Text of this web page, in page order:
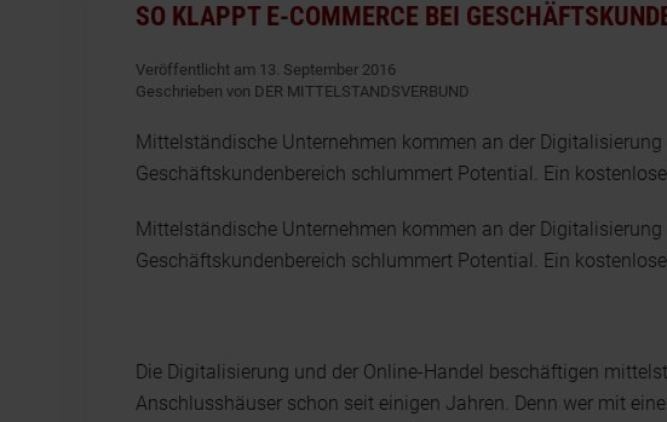
SO KLAPPT E-COMMERCE BEI
Veröffentlicht am 13. September 2016
Geschrieben von DER MITTELSTANDSVERBUND
Mittelständische Unternehmen kommen an der
Geschäftskundenbereich schlummert Potential. Ein
Mittelständische Unternehmen kommen an der
Geschäftskundenbereich schlummert Potential. Ein
Die Digitalisierung und der Online-Handel beschäftigen
Anschlusshäuser schon seit einigen Jahren. Denn wer mit